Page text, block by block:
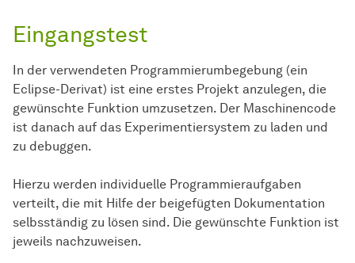
Eingangstest
In der verwendeten Programmierumbegebung (ein
Eclipse-Derivat) ist eine erstes Projekt anzulegen, die
gewünschte Funktion umzusetzen. Der Maschinencode
ist danach auf das Experimentiersystem zu laden und
zu debuggen.
Hierzu werden individuelle Programmieraufgaben
verteilt, die mit Hilfe der beigefügten Dokumentation
selbsständig zu lösen sind. Die gewünschte Funktion ist
jeweils nachzuweisen.